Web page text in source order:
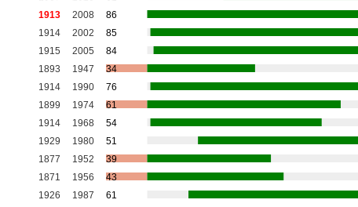
1913 2008
86
1914 2002
85
1915 2005
84
1893 1947
34
1914 1990
76
1899 1974
61
1914 1968
54
1929 1980
51
1877 1952
39
1871 1956
43
1926 1987
61